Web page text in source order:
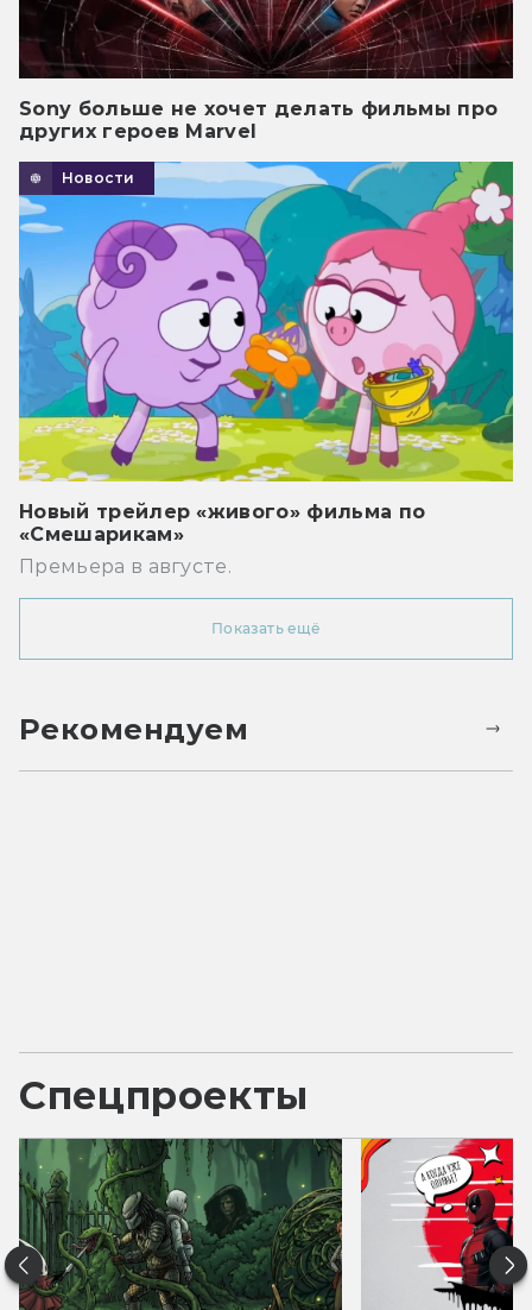
Sony больше не хочет делать фильмы про
других героев Marvel
Новости
Новый трейлер «живого» фильма по
«Смешарикам»
Премьера в августе.
Показать ещё
Рекомендуем
Спецпроекты